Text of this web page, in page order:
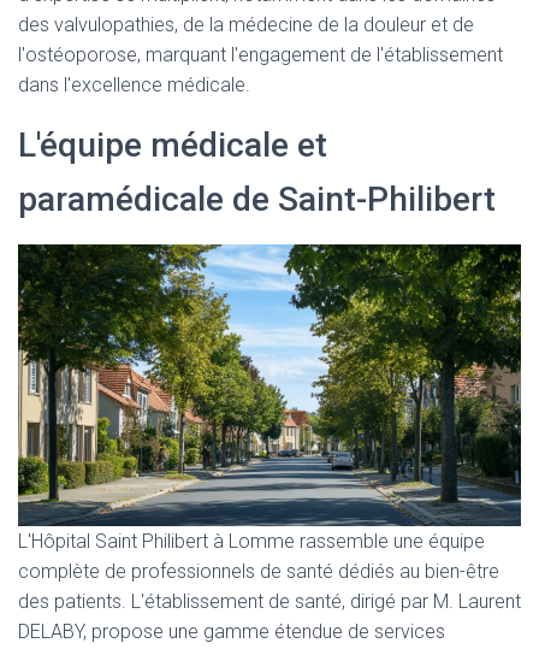
des valvulopathies, de la médecine de la douleur et de
l'ostéoporose, marquant l'engagement de l'établissement
dans l'excellence médicale.
L'équipe médicale et
paramédicale de Saint-Philibert
L'Hôpital Saint Philibert à Lomme rassemble une équipe
complète de professionnels de santé dédiés au bien-être
des patients. L'établissement de santé, dirigé par M. Laurent
DELABY, propose une gamme étendue de services